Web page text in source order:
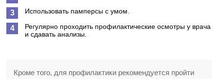
Использовать памперсы с умом.
Регулярно проходить профилактические осмотры у врача
и сдавать анализы.
Кроме того, для профилактики рекомендуется пройти